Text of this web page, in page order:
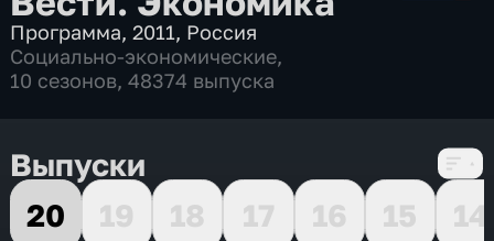
Программа,2011, Россия
Социально-экономические,
10 сезонов, 48374 выпуска
Выпуски
20
19 18 17 16 15
14